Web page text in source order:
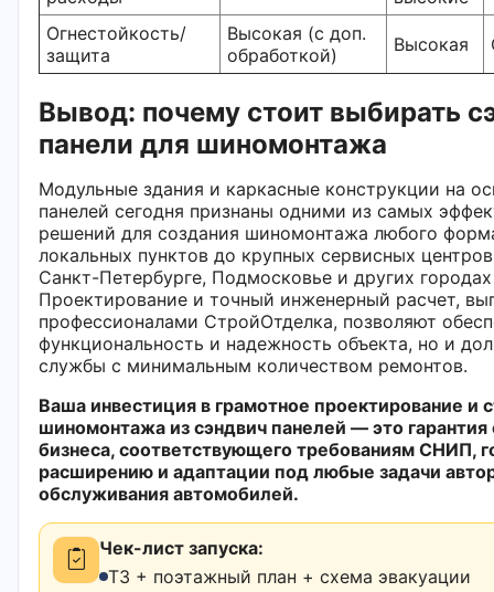
Огнестойкость/
защита
Высокая (с доп.
обработкой)
Высокая
Вывод: почему стоит выбирать
панели для шиномонтажа
Модульные здания и каркасные конструкции на
панелей сегодня признаны одними из самых
решений для создания шиномонтажа любого
локальных пунктов до крупных сервисных
Санкт-Петербурге, Подмосковье и других
Проектирование и точный инженерный расчет,
профессионалами СтройОтделка, позволяют
функциональность и надежность объекта, но и
службы с минимальным количеством ремонтов.
Ваша инвестиция в грамотное проектирование и
шиномонтажа из сэндвич панелей — это гарантия
бизнеса, соответствующего требованиям СНИП,
расширению и адаптации под любые задачи
обслуживания автомобилей.
Чек-лист запуска:
ТЗ + поэтажный план + схема эвакуации